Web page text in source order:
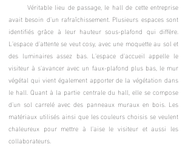
Véritable lieu de passage, le hall de cette entreprise
avait besoin d'un rafraîchissement. Plusieurs espaces sont
identifiés grâce à leur hauteur sous-plafond qui diffère.
L'espace d'attente se veut cosy, avec une moquette au sol et
des luminaires assez bas. L'espace d'accueil appelle le
visiteur à s'avancer avec un faux-plafond plus bas, le mur
végétal qui vient également apporter de la végétation dans
le hall. Quant à la partie centrale du hall, elle se compose
d'un sol carrelé avec des panneaux muraux en bois. Les
matériaux utilisés ainsi que les couleurs choisis se veulent
chaleureux pour mettre à l'aise le visiteur et aussi les
collaborateurs.